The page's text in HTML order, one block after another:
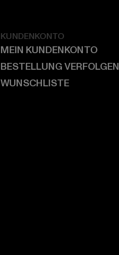
KUNDENKONTO
MEIN KUNDENKONTO
BESTELLUNG VERFOLGEN
WUNSCHLISTE